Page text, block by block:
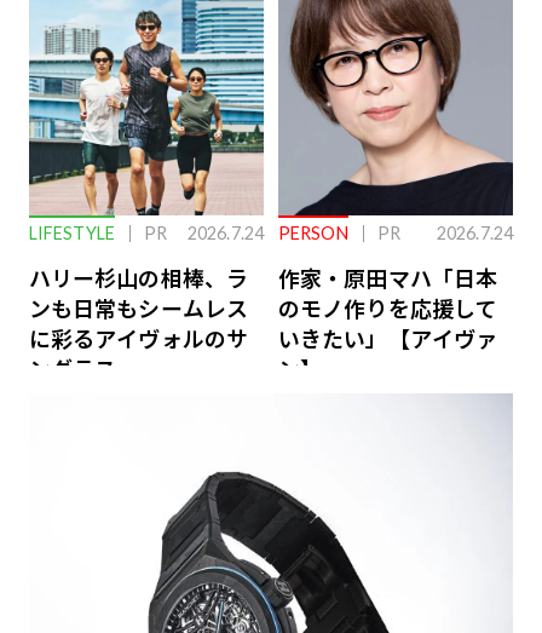
ーケアとは
LIFESTYLE PR 2026.7.24
ハリー杉山の相棒、ラ
ンも日常もシームレス
に彩るアイヴォルのサ
ングラス
PERSON PR 2026.7.24
作家・原田マハ「日本
のモノ作りを応援して
いきたい」【アイヴァ
ン】